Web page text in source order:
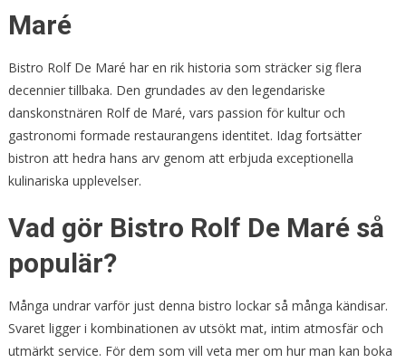
Maré
Bistro Rolf De Maré har en rik historia som sträcker sig flera
decennier tillbaka. Den grundades av den legendariske
danskonstnären Rolf de Maré, vars passion för kultur och
gastronomi formade restaurangens identitet. Idag fortsätter
bistron att hedra hans arv genom att erbjuda exceptionella
kulinariska upplevelser.
Vad gör Bistro Rolf De Maré så
populär?
Många undrar varför just denna bistro lockar så många kändisar.
Svaret ligger i kombinationen av utsökt mat, intim atmosfär och
utmärkt service. För dem som vill veta mer om hur man kan boka